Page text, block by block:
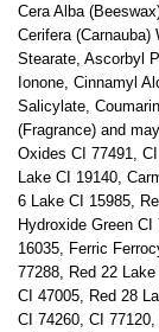
Cera Alba
Cerifera
Stearate, Ascorbyl
Ionone, Cinnamyl
Salicylate,
(Fragrance) and
Oxides CI 77491,
Lake CI 19140,
6 Lake CI 15985,
Hydroxide Green
16035, Ferric
77288, Red 22
CI 47005, Red 28
CI 74260, CI